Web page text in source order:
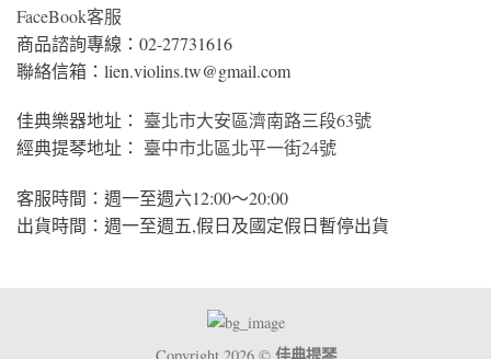
FaceBook客服
商品諮詢專線：02-27731616
聯絡信箱：lien.violins.tw@gmail.com
佳典樂器地址： 臺北市大安區濟南路三段63號
經典提琴地址： 臺中市北區北平一街24號
客服時間：週一至週六12:00～20:00
出貨時間：週一至週五,假日及國定假日暫停出貨